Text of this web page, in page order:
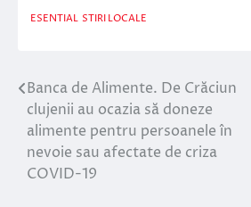
ESENTIAL STIRI LOCALE
Navigare
în
articole
Banca de Alimente. De Crăciun
clujenii au ocazia să doneze
alimente pentru persoanele în
nevoie sau afectate de criza
COVID-19